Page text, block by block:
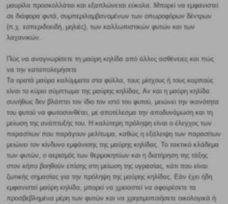
μαυρίλα προσκολλάται και εξαπλώνεται εύκολα. Μπορεί να εμφανιστεί
σε διάφορα φυτά, συμπεριλαμβανομένων των οπωροφόρων δέντρων
(π.χ. εσπεριδοειδή, μηλιές), των καλλωπιστικών φυτών και των
λαχανικών.
Πώς να αναγνωρίσετε τη μαύρη κηλίδα από άλλες ασθένειες και πώς
να την καταπολεμήσετε
Τα ορατά μαύρα καλύμματα στα φύλλα, τους μίσχους ή τους καρπούς
είναι το κύριο σύμπτωμα της μαύρης κηλίδας. Αν και η μαύρη κηλίδα
συνήθως δεν βλάπτει τον ίδιο τον ιστό του φυτού, μειώνει την ικανότητα
του φυτού να φωτοσυνθέτει, με αποτέλεσμα την αποδυνάμωση και τη
μείωση της ανάπτυξής του. Η καλύτερη πρόληψη είναι ο έλεγχος των
παρασίτων που παράγουν μελίτωμα, καθώς η εξάλειψη των παρασίτων
μειώνει τον κίνδυνο εμφάνισης της μαύρης κηλίδας. Το τακτικό κλάδεμα
των φυτών, ο αερισμός των θερμοκηπίων και η διατήρηση της τάξης
στον κήπο βοηθούν επίσης στη μείωση της υγρασίας, κάτι που είναι
ζωτικής σημασίας για την πρόληψη της μαύρης κηλίδας. Εάν έχει ήδη
εμφανιστεί μαύρη κηλίδα, μπορεί να χρειαστεί να αφαιρέσετε τα
προσβεβλημένα μέρη των φυτών και να χρησιμοποιήσετε οικολογικά ή